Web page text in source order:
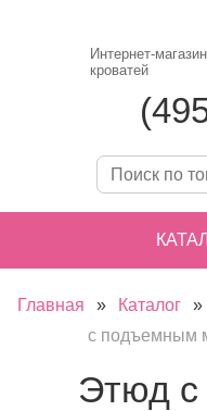
Интернет-магазин
кроватей
Главная » Каталог »
с подъемным
Этюд